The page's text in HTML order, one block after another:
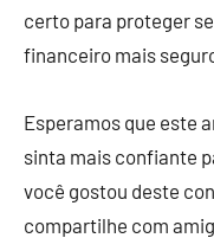
certo para proteger
financeiro mais
Esperamos que este
sinta mais confiante
você gostou deste
compartilhe com